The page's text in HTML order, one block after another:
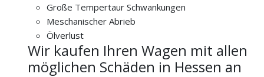
Große Tempertaur Schwankungen
Meschanischer Abrieb
Ölverlust
Wir kaufen Ihren Wagen mit allen
möglichen Schäden in Hessen an